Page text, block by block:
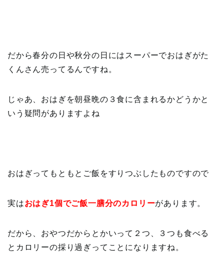
だから春分の日や秋分の日にはスーパーでおはぎがた
くんさん売ってるんですね。
じゃあ、おはぎを朝昼晩の３食に含まれるかどうかと
いう疑問がありますよね
おはぎってもともとご飯をすりつぶしたものですので
実はおはぎ1個でご飯一膳分のカロリーがあります。
だから、おやつだからとかいって２つ、３つも食べる
とカロリーの採り過ぎってことになりますね。